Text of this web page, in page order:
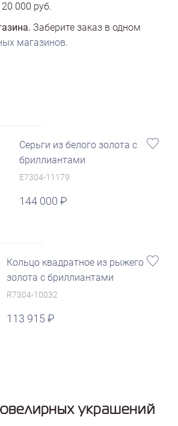
20 000 руб.
Заберите заказ в одном
магазинов.
Серьги из белого золота с
бриллиантами
E7304-11179
144 000
Кольцо квадратное из рыжего
золота с бриллиантами
R7304-10032
113 915
украшений